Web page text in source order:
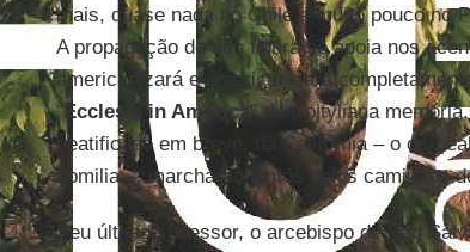
mais, quase nada no Chile e muito pouco no
A propagação de sua figura se apoia nos
americanizará e americanizará
“Ecclesia in America” de wojtyliana
beatificado em breve, na Califórnia – o
homilia –, marcharão juntos pelos caminhos
Seu último sucessor, o arcebispo de San